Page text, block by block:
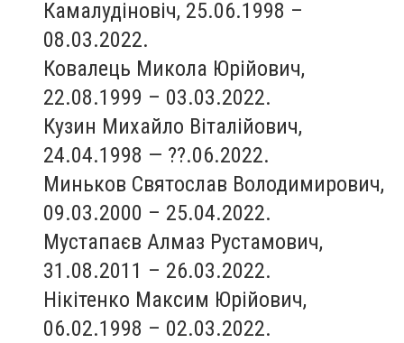
Камалудіновіч, 25.06.1998 –
08.03.2022.
Ковалець Микола Юрійович,
22.08.1999 – 03.03.2022.
Кузин Михайло Віталійович,
24.04.1998 — ??.06.2022.
Миньков Святослав Володимирович,
09.03.2000 – 25.04.2022.
Мустапаєв Алмаз Рустамович,
31.08.2011 – 26.03.2022.
Нікітенко Максим Юрійович,
06.02.1998 – 02.03.2022.